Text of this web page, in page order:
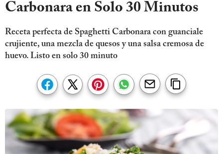
Carbonara en Solo 30 Minutos
Receta perfecta de Spaghetti Carbonara con guanciale
crujiente, una mezcla de quesos y una salsa cremosa de
huevo. Listo en solo 30 minuto